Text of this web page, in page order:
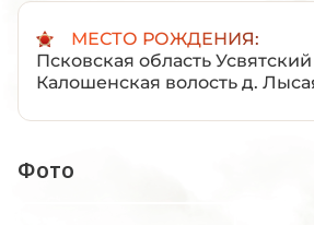
МЕСТО РОЖДЕНИЯ:
Псковская область
Калошенская волость д.
Фото